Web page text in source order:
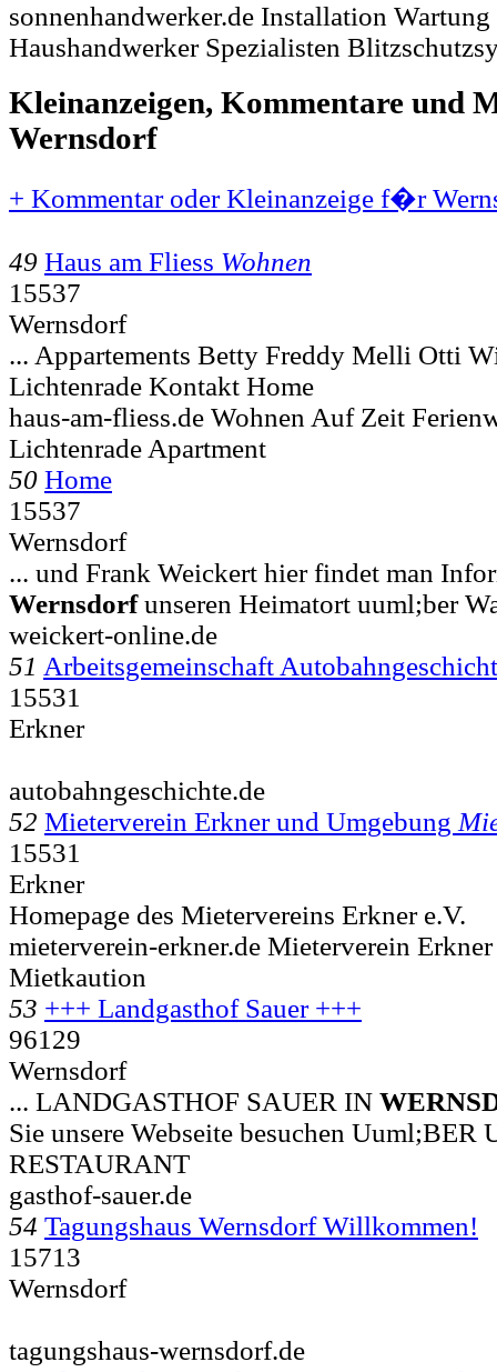
sonnenhandwerker.de Installation
Haushandwerker Spezialisten
Kleinanzeigen, Kommentare und
Wernsdorf
+ Kommentar oder Kleinanzeige f�r
49 Haus am Fliess Wohnen
15537
Wernsdorf
... Appartements Betty Freddy Melli Otti
Lichtenrade Kontakt Home
haus-am-fliess.de Wohnen Auf Zeit
Lichtenrade Apartment
50 Home
15537
Wernsdorf
... und Frank Weickert hier findet man
Wernsdorfunseren Heimatort uuml;ber
weickert-online.de
51 Arbeitsgemeinschaft
15531
Erkner
autobahngeschichte.de
52 Mieterverein Erkner und Umgebung
15531
Erkner
Homepage des Mietervereins Erkner e.V.
mieterverein-erkner.de Mieterverein
Mietkaution
53 +++ Landgasthof Sauer +++
96129
Wernsdorf
... LANDGASTHOF SAUER IN
Sie unsere Webseite besuchen Uuml;BER
RESTAURANT
gasthof-sauer.de
54 Tagungshaus Wernsdorf Willkommen!
15713
Wernsdorf
tagungshaus-wernsdorf.de